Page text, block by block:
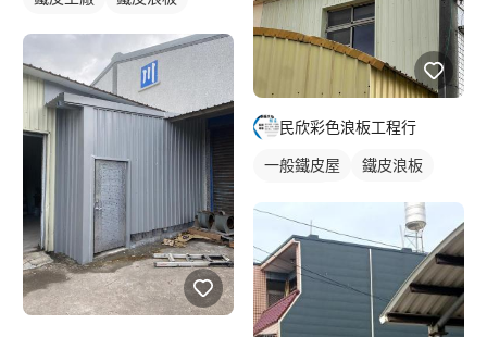
民欣彩色浪板工程行
一般鐵皮屋
鐵皮浪板